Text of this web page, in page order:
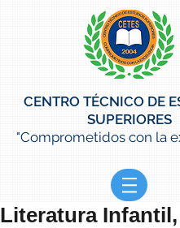
CENTRO TÉCNICO DE
SUPERIORES
"Comprometidos con la
Literatura Infantil,